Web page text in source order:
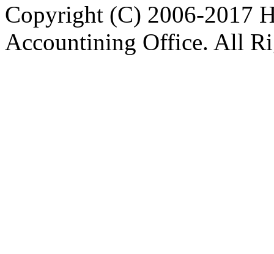
Copyright (C) 2006-2017
Accountining Office. All